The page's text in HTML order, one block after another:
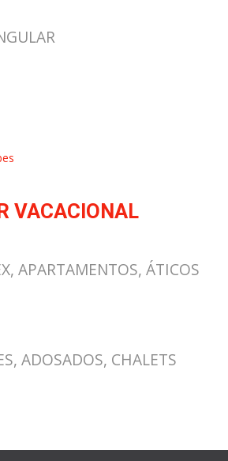
VACACIONAL
APARTAMENTOS, ÁTICOS
ADOSADOS, CHALETS